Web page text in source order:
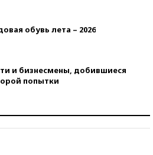
обувь лета – 2026
и бизнесмены, добившиеся
попытки